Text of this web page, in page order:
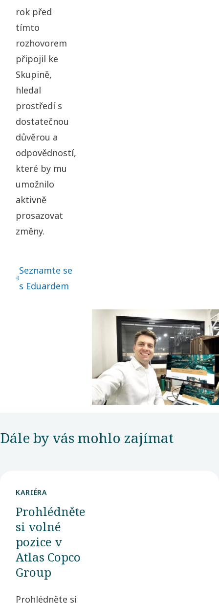
rok před
tímto
rozhovorem
připojil ke
Skupině,
hledal
prostředí s
dostatečnou
důvěrou a
odpovědností,
které by mu
umožnilo
aktivně
prosazovat
změny.
Seznamte se
s Eduardem
Dále by vás mohlo zajímat
KARIÉRA
Prohlédněte
si volné
pozice v
Atlas Copco
Group
Prohlédněte si